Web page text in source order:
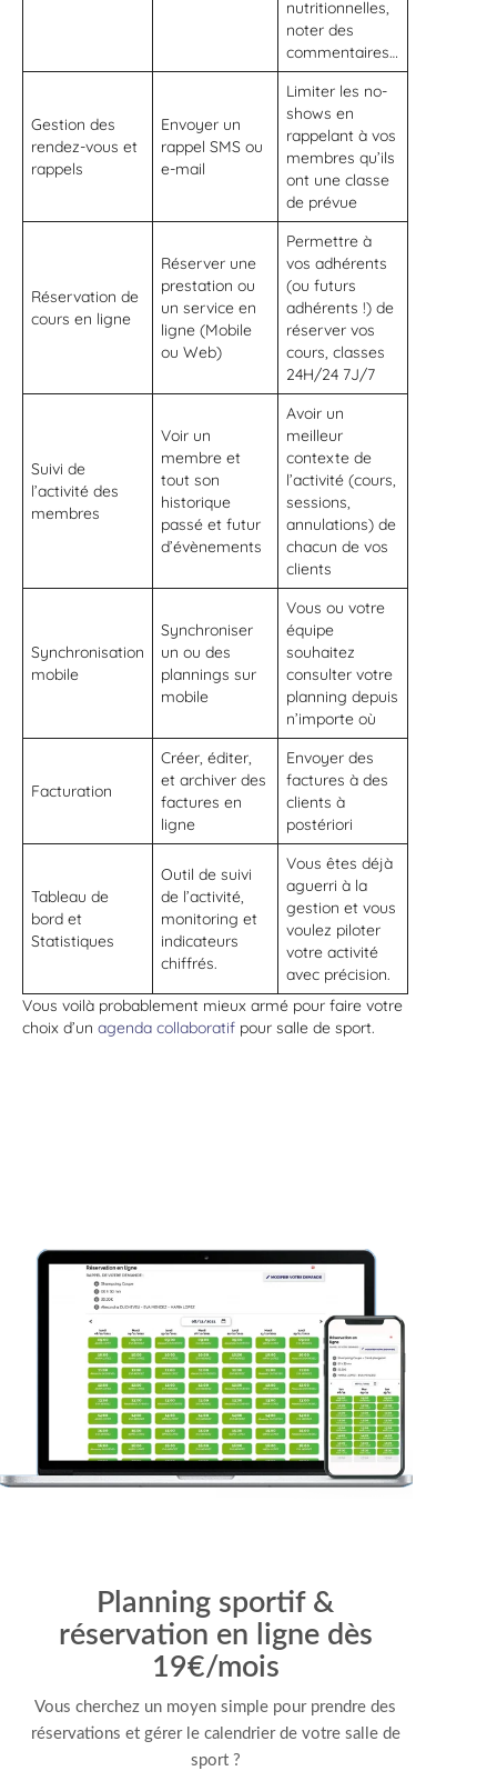
nutritionnelles,
noter des
commentaires…
Gestion des
rendez-vous et
rappels
Envoyer un
rappel SMS ou
e-mail
Limiter les no-
shows en
rappelant à vos
membres qu’ils
ont une classe
de prévue
Réservation de
cours en ligne
Réserver une
prestation ou
un service en
ligne (Mobile
ou Web)
Permettre à
vos adhérents
(ou futurs
adhérents !) de
réserver vos
cours, classes
24H/24 7J/7
Suivi de
l’activité des
membres
Voir un
membre et
tout son
historique
passé et futur
d’évènements
Avoir un
meilleur
contexte de
l’activité (cours,
sessions,
annulations) de
chacun de vos
clients
Synchronisation
mobile
Synchroniser
un ou des
plannings sur
mobile
Vous ou votre
équipe
souhaitez
consulter votre
planning depuis
n’importe où
Facturation
Créer, éditer,
et archiver des
factures en
ligne
Envoyer des
factures à des
clients à
postériori
Tableau de
bord et
Statistiques
Outil de suivi
de l’activité,
monitoring et
indicateurs
chiffrés.
Vous êtes déjà
aguerri à la
gestion et vous
voulez piloter
votre activité
avec précision.
Vous voilà probablement mieux armé pour faire votre
choix d’un agenda collaboratif pour salle de sport.
Planning sportif &
réservation en ligne dès
19€/mois
Vous cherchez un moyen simple pour prendre des
réservations et gérer le calendrier de votre salle de
sport ?